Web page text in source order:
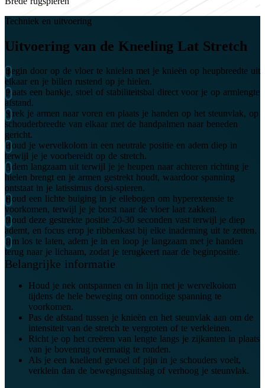
Techniek en uitvoering
Uitvoering van de Kneeling Lat Stretch
Begin door op de vloer te knielen met je knieën op heupbreedte uit
elkaar en je billen rustend op je hielen.
Plaats een bankje, stoel of stabiliteitsbal direct voor je op armlengte
afstand.
Strek je armen naar voren en plaats je handen op het steunvlak, op
schouderbreedte van elkaar met de handpalmen naar beneden
gericht.
Houd je wervelkolom in een neutrale positie en adem diep in
terwijl je je voorbereidt op de stretch.
Adem langzaam uit terwijl je je heupen naar achteren richting je
hielen brengt en je armen gestrekt houdt, waardoor spanning
ontstaat in je latissimus dorsi-spieren.
Houd een lichte buiging in je ellebogen om hyperextensie te
voorkomen, terwijl je je borst naar de vloer laat zakken.
Houd deze gestrekte positie 20-30 seconden vast terwijl je diep
ademt, en focus erop je ribbenkast bij elke inademing uit te zetten.
Om los te laten, adem je in en loop je langzaam met je handen
terug naar je lichaam, zodat je terugkeert naar de beginpositie.
Belangrijke informatie
Houd je nek ontspannen en in lijn met je wervelkolom
tijdens de hele beweging om onnodige spanning te
voorkomen.
Pas de afstand tussen je knieën en het steunvlak aan om de
intensiteit van de stretch te vergroten of te verkleinen.
Richt je op het creëren van lengte langs je zijkanten in plaats
van je bovenrug overmatig te ronden.
Als je een knellend gevoel of pijn in je schouders voelt,
verklein dan de bewegingsuitslag of verhoog je steunvlak.